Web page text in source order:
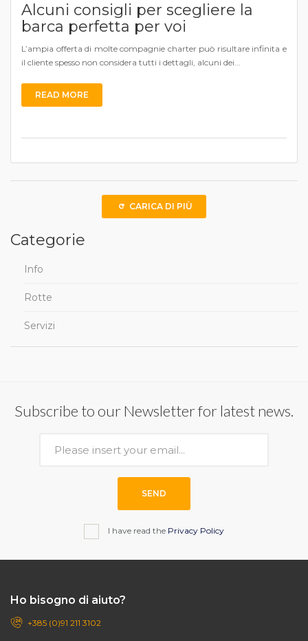
Alcuni consigli per scegliere la
barca perfetta per voi
L’ampia offerta di molte compagnie charter può risultare infinita e
il cliente spesso non considera tutti i dettagli, alcuni dei...
READ MORE
CARICA DI PIÙ
Categorie
Info
Rotte
Servizi
Subscribe to our Newsletter for latest news.
SEND
I have read the Privacy Policy
Ho bisogno di aiuto?
+385 (0)91 211 3102